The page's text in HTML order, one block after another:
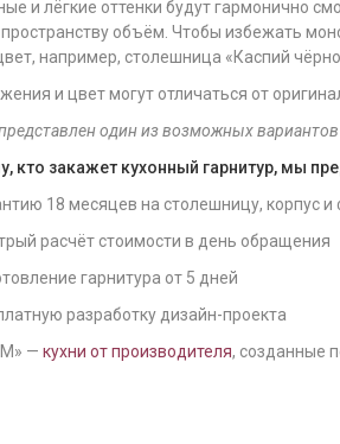
и лёгкие оттенки будут гармонично
объём. Чтобы избежать
например, столешница «Каспий
и цвет могут отличаться от
один из возможных вариантов
кто закажет кухонный гарнитур, мы
18 месяцев на столешницу, корпус
расчёт стоимости в день обращения
гарнитура от 5 дней
разработку дизайн-проекта
— кухни от производителя, созданные